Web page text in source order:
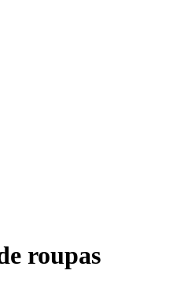
roupas